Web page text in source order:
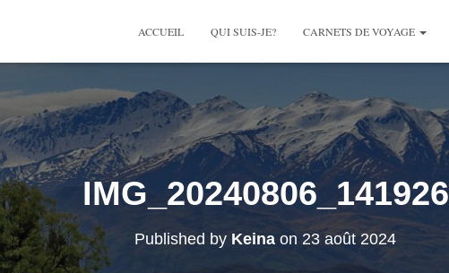
ACCUEIL QUI SUIS-JE? CARNETS DE VOYAGE
IMG_20240806_141926
Published by Keina on 23 août 2024